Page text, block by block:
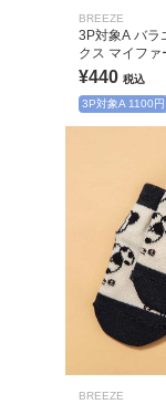
BREEZE
3P対象A バラ
クス マイフ
¥440 税込
3P対象A 1100円
BREEZE